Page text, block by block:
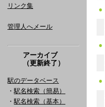
リンク集
管理人へメール
アーカイブ
（更新終了）
駅のデータベース
・ 駅名検索（簡易）
・ 駅名検索（基本）
●
●
●